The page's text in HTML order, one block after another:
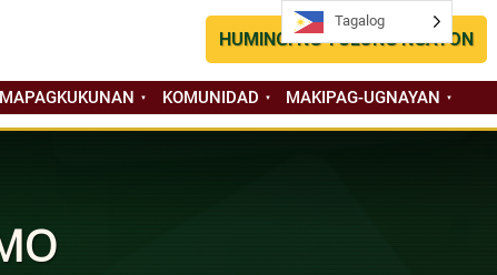
HUMINGI NG TULONG NGAYON
KOMUNIDAD MAKIPAG-UGNAYAN
Tagalog
Tagalog